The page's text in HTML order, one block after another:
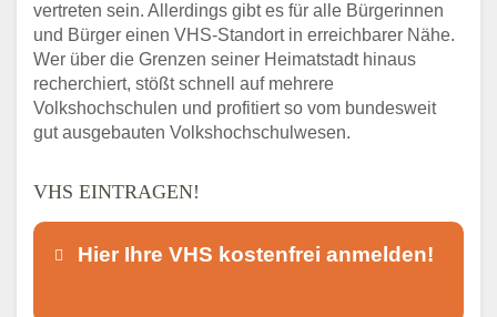
vertreten sein. Allerdings gibt es für alle Bürgerinnen
und Bürger einen VHS-Standort in erreichbarer Nähe.
Wer über die Grenzen seiner Heimatstadt hinaus
recherchiert, stößt schnell auf mehrere
Volkshochschulen und profitiert so vom bundesweit
gut ausgebauten Volkshochschulwesen.
VHS EINTRAGEN!
Hier Ihre VHS kostenfrei anmelden!